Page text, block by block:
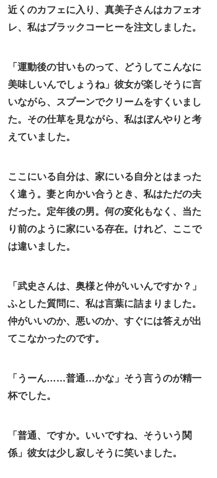
近くのカフェに入り、真美子さんはカフェオ
レ、私はブラックコーヒーを注文しました。
「運動後の甘いものって、どうしてこんなに
美味しいんでしょうね」彼女が楽しそうに言
いながら、スプーンでクリームをすくいまし
た。その仕草を見ながら、私はぼんやりと考
えていました。
ここにいる自分は、家にいる自分とはまった
く違う。妻と向かい合うとき、私はただの夫
だった。定年後の男。何の変化もなく、当た
り前のように家にいる存在。けれど、ここで
は違いました。
「武史さんは、奥様と仲がいいんですか？」
ふとした質問に、私は言葉に詰まりました。
仲がいいのか、悪いのか、すぐには答えが出
てこなかったのです。
「うーん……普通…かな」そう言うのが精一
杯でした。
「普通、ですか。いいですね、そういう関
係」彼女は少し寂しそうに笑いました。